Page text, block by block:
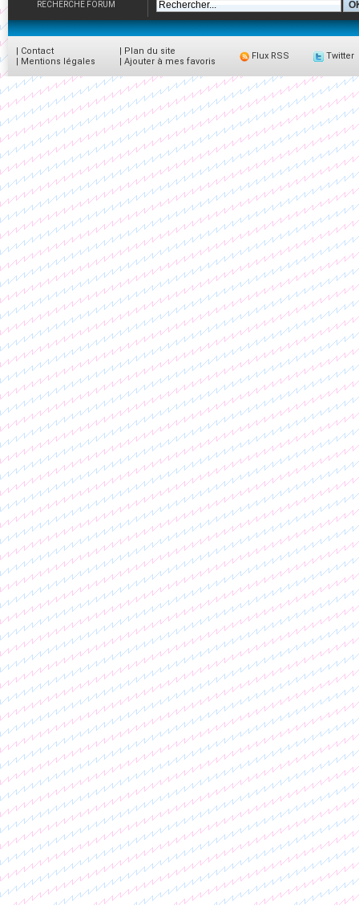
RECHERCHE FORUM
| Contact
| Mentions légales
| Plan du site
| Ajouter à mes favoris
Flux RSS Twitter